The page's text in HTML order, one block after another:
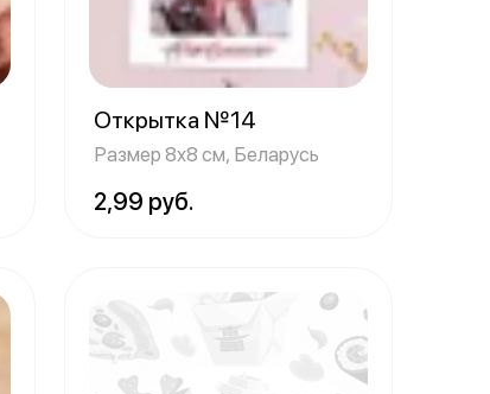
Открытка №14
Размер 8х8 см, Беларусь
2,99 руб.